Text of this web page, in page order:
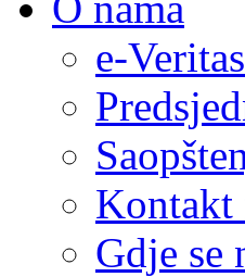
e-
Kontakt
Gdje se